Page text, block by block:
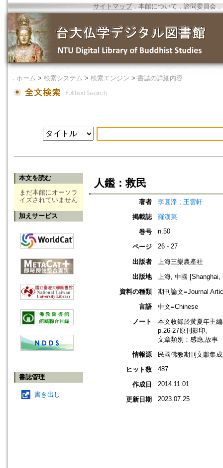
サイトマップ．本館について ． 諮問委員会 ．
． ホーム > 検索システム > 検索エンジン > 書誌の詳細内容
本文を読む
まだ本館にオーソラ
イズされていません
加えサービス
書誌管理
書き出し
人鑑：救民
著者 李圓淨 ; 王雲軒
掲載誌
羅漢菜
巻号
n.50
ページ 26 - 27
出版者
上海三樂農產社
出版地
上海, 中國 [Shanghai,
資料の種類
期刊論文=Journal
言語
中文=Chinese
ノート
本文收錄於黃夏年主
p.26-27原刊影印。
文章類別：感應,故事
情報源
民國佛教期刊文獻集
ヒット数
487
作成日 2014.11.01
更新日期 2023.07.25